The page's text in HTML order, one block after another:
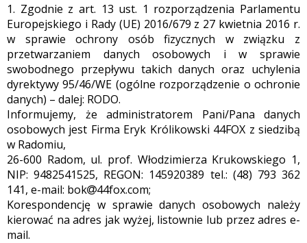
1. Zgodnie z art. 13 ust. 1 rozporządzenia Parlamentu
Europejskiego i Rady (UE) 2016/679 z 27 kwietnia 2016 r.
w sprawie ochrony osób fizycznych w związku z
przetwarzaniem danych osobowych i w sprawie
swobodnego przepływu takich danych oraz uchylenia
dyrektywy 95/46/WE (ogólne rozporządzenie o ochronie
danych) – dalej: RODO.
Informujemy, że administratorem Pani/Pana danych
osobowych jest Firma Eryk Królikowski 44FOX z siedzibą
w Radomiu,
26-600 Radom, ul. prof. Włodzimierza Krukowskiego 1,
NIP: 9482541525, REGON: 145920389 tel.: (48) 793 362
141, e-mail: bok
44fox.com;
Korespondencję w sprawie danych osobowych należy
kierować na adres jak wyżej, listownie lub przez adres e-
mail.